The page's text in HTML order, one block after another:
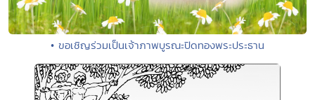
• ขอเชิญร่วมเป็นเจ้าภาพบูรณะปิดทองพระประธาน